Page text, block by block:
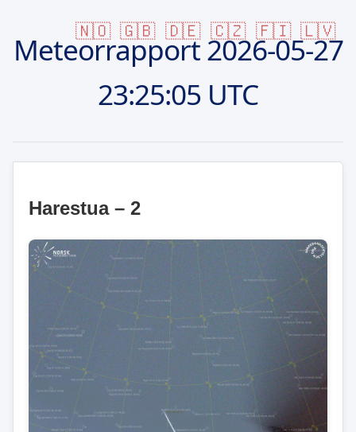
🇳🇴 🇬🇧 🇩🇪 🇨🇿 🇫🇮 🇱🇻
Meteorrapport2026-05-27
23:25:05 UTC
Harestua – 2